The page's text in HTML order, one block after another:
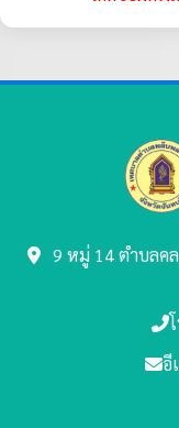
9 หมู่ 14 ตำบลค
อี